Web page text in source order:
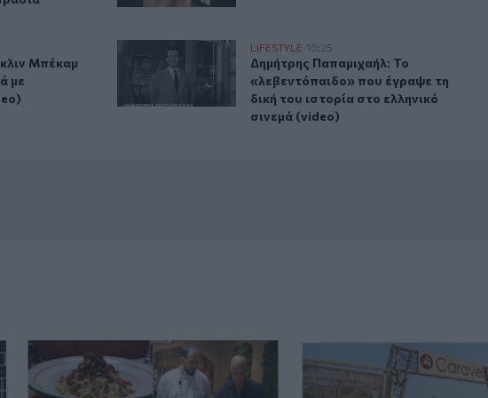
ζυμαρικά με θαλασσινό νερό (video)
Μπέκαμ που έβρασε ζυμαρικά με θαλασσινό νερό (video)
Μπέκαμ
με
Δημήτρης Παπαμιχαήλ: Το «λεβεντόπαιδο» που έγραψε
LIFESTYLE 10:25
Δημήτρης Παπαμιχαήλ: Το
Δημήτρης Παπαμιχαήλ: Το
«λεβεντόπαιδο» που έγραψε τη
δική του ιστορία στο ελληνικό
σινεμά (video)